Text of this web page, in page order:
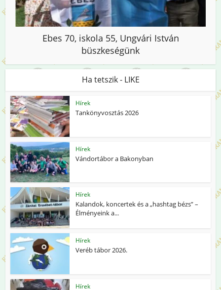
Ebes 70, iskola 55, Ungvári István
büszkeségünk
Ha tetszik - LIKE
Hírek
Tankönyvosztás 2026
Hírek
Vándortábor a Bakonyban
Hírek
Kalandok, koncertek és a „hashtag bézs” –
Élményeink a...
Hírek
Veréb tábor 2026.
Hírek